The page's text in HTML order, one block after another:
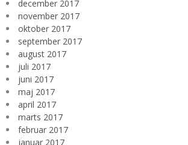
december 2017
november 2017
oktober 2017
september 2017
august 2017
juli 2017
juni 2017
maj 2017
april 2017
marts 2017
februar 2017
januar 2017